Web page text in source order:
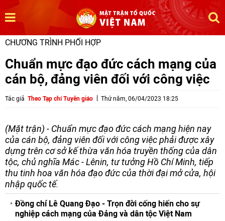
CHƯƠNG TRÌNH PHỐI HỢP
Chuẩn mực đạo đức cách mạng của
cán bộ, đảng viên đối với công việc
Tác giả Theo Tạp chí Tuyên giáo Thứ năm, 06/04/2023 18:25
(Mặt trận) - Chuẩn mực đạo đức cách mạng hiện nay
của cán bộ, đảng viên đối với công việc phải được xây
dựng trên cơ sở kế thừa văn hóa truyền thống của dân
tộc, chủ nghĩa Mác - Lênin, tư tưởng Hồ Chí Minh, tiếp
thu tinh hoa văn hóa đạo đức của thời đại mở cửa, hội
nhập quốc tế.
Đồng chí Lê Quang Đạo - Trọn đời cống hiến cho sự
nghiệp cách mạng của Đảng và dân tộc Việt Nam